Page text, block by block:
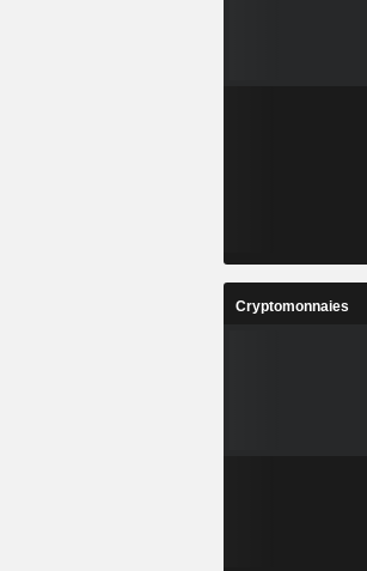
Cryptomonnaies